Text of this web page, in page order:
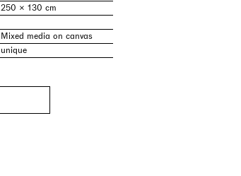
250 × 130 cm
Mixed media on canvas
unique